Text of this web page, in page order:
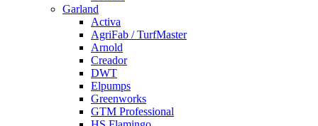
Garland
Activa
AgriFab / TurfMaster
Arnold
Creador
DWT
Elpumps
Greenworks
GTM Professional